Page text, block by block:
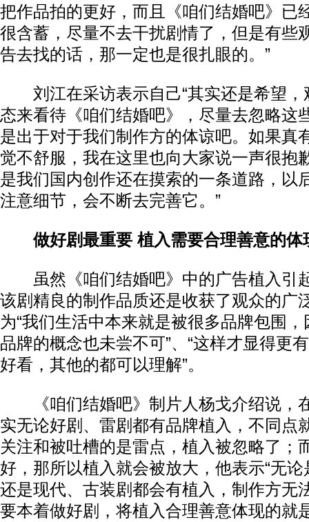
把作品拍的更好，而且《咱们结婚吧》已
很含蓄，尽量不去干扰剧情了，但是有些
告去找的话，那一定也是很扎眼的。”
刘江在采访表示自己“其实还是希望，
态来看待《咱们结婚吧》，尽量去忽略这
是出于对于我们制作方的体谅吧。如果真
觉不舒服，我在这里也向大家说一声很抱
是我们国内创作还在摸索的一条道路，以
注意细节，会不断去完善它。”
做好剧最重要 植入需要合理善意的体
虽然《咱们结婚吧》中的广告植入引
该剧精良的制作品质还是收获了观众的广
为“我们生活中本来就是被很多品牌包围
品牌的概念也未尝不可”、“这样才显得更
好看，其他的都可以理解”。
《咱们结婚吧》制片人杨戈介绍说，
实无论好剧、雷剧都有品牌植入，不同点
关注和被吐槽的是雷点，植入被忽略了；
好，那所以植入就会被放大，他表示“无
还是现代、古装剧都会有植入，制作方无
要本着做好剧，将植入合理善意体现的就